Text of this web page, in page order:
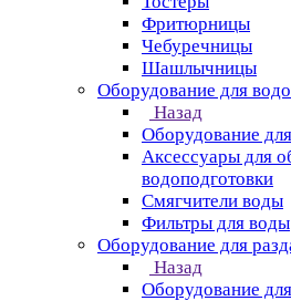
Фритюрницы
Чебуречницы
Шашлычницы
Оборудование для
Назад
Оборудование
Аксессуары для
водоподготовки
Смягчители воды
Фильтры для воды
Оборудование для
Назад
Оборудование